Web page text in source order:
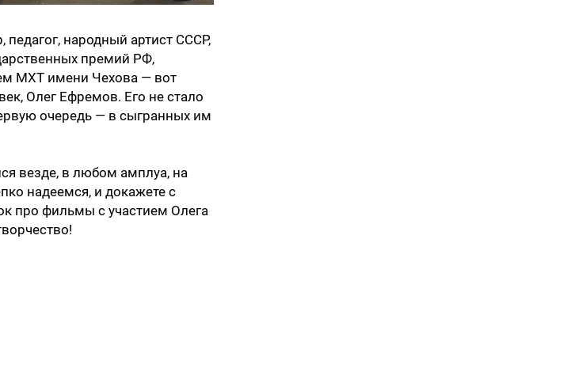
народный артист СССР,
премий РФ,
МХТ имени Чехова — вот
Олег Ефремов. Его не стало
очередь — в сыгранных им
везде, в любом амплуа, на
надеемся, и докажете с
про фильмы с участием Олега